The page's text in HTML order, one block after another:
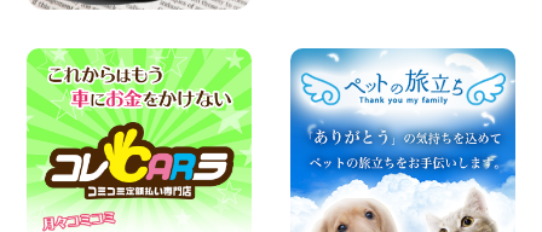
人気のハイエース!! 大阪府 寝屋川太間東
町店
100円レンタカー 寝屋川太間東町
2026年08月07日
夏季休暇のお知らせ 東京都 墨田両国店
100円レンタカー 墨田両国
2026年08月07日
夏季休暇のお知らせ 東京都 墨田文花店